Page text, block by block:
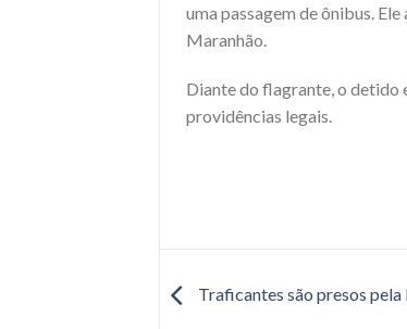
uma passagem de ônibus.
Maranhão.
Diante do flagrante, o detido
providências legais.
Traficantes são presos